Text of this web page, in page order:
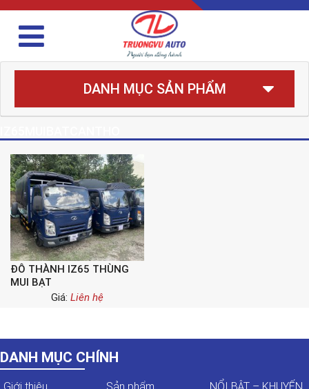
DANH MỤC SẢN PHẨM
ĐÔ THÀNH IZ65 THÙNG
MUI BẠT
Giá: Liên hệ
DANH MỤC CHÍNH